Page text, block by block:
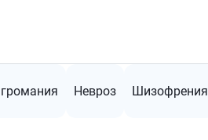
Невроз Шизофрения